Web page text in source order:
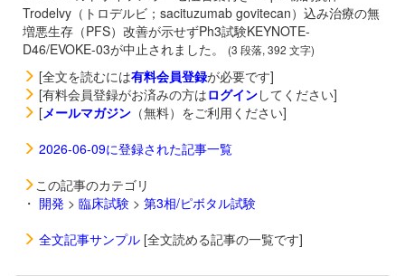
Trodelvy（トロデルビ；sacituzumab govitecan）込み治療の無
増悪生存（PFS）改善が示せずPh3試験KEYNOTE-
D46/EVOKE-03が中止されました。
(3 段落, 392 文字)
[全文を読むには有料会員登録が必要です]
[有料会員登録がお済みの方はログインしてください]
[メールマガジン （無料）をご利用ください]
2026-06-09に登録された記事一覧
この記事のカテゴリ
・ 開発 > 臨床試験 > 第3相/ピボタル試験
全文記事サンプル [全文読める記事の一覧です]